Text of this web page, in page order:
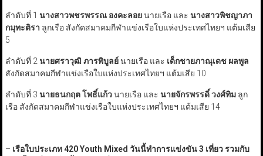
ลำดับที่ 1 นางสาวพชรพรรณ องคะลอยนายเรือ และ นางสาวพิชญาภา
กมุทะติรา ลูกเรือ สังกัดสมาคมกีฬาแข่งเรือใบแห่งประเทศไทยฯ แต้มเสีย
5
ลำดับที่ 2นายศราวุฒิ ภารพิบูลย์นายเรือ และ เด็กชายภาณุเดช ผลพูล
สังกัดสมาคมกีฬาแข่งเรือใบแห่งประเทศไทยฯ แต้มเสีย 10
ลำดับที่ 3 นายธนกฤต โพธิ์แก้วนายเรือ และ นายจักรพรรดิ์ วงศ์ทิมลูก
เรือ สังกัดสมาคมกีฬาแข่งเรือใบแห่งประเทศไทยฯ แต้มเสีย 14
– เรือใบประเภท 420Youth Mixed วันนี้ทำการแข่งขัน 3 เที่ยว รวมกับ